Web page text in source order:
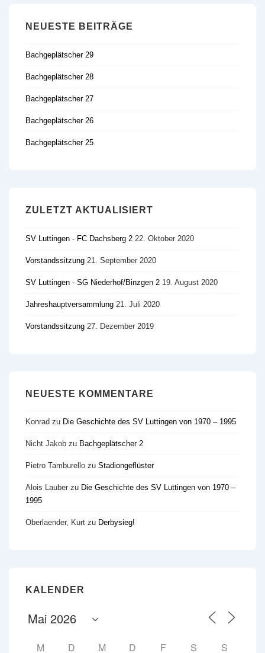
NEUESTE BEITRÄGE
Bachgeplätscher 29
Bachgeplätscher 28
Bachgeplätscher 27
Bachgeplätscher 26
Bachgeplätscher 25
ZULETZT AKTUALISIERT
SV Luttingen - FC Dachsberg 2 22. Oktober 2020
Vorstandssitzung 21. September 2020
SV Luttingen - SG Niederhof/​Binzgen 2 19. August 2020
Jahreshauptversammlung 21. Juli 2020
Vorstandssitzung 27. Dezember 2019
NEUESTE KOMMENTARE
Konrad zu Die Geschichte des SV Luttingen von 1970 – 1995
Nicht Jakob zu Bachgeplätscher 2
Pietro Tamburello zu Stadiongeflüster
Alois Lauber zu Die Geschichte des SV Luttingen von 1970 –
1995
Oberlaender, Kurt zu Derbysieg!
KALENDER
M D M D F S
S